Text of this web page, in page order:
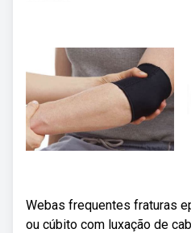
Webas frequentes fraturas
ou cúbito com luxação de